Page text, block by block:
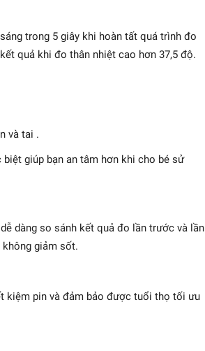
trong 5 giây khi hoàn tất quá trình đo
quả khi đo thân nhiệt cao hơn 37,5 độ.
và tai .
giúp bạn an tâm hơn khi cho bé sử
dàng so sánh kết quả đo lần trước và lần
không giảm sốt.
kiệm pin và đảm bảo được tuổi thọ tối ưu